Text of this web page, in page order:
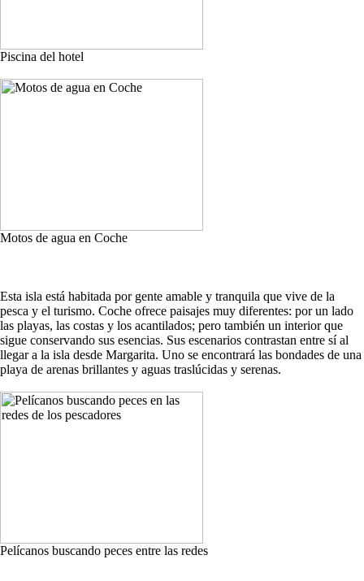
Piscina del hotel
Motos de agua en Coche
Esta isla está habitada por gente amable y tranquila que vive de la
pesca y el turismo. Coche ofrece paisajes muy diferentes: por un lado
las playas, las costas y los acantilados; pero también un interior que
sigue conservando sus esencias. Sus escenarios contrastan entre sí al
llegar a la isla desde Margarita. Uno se encontrará las bondades de una
playa de arenas brillantes y aguas traslúcidas y serenas.
Pelícanos buscando peces entre las redes